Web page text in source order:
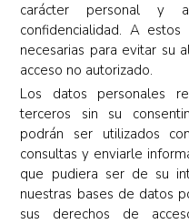
carácter personal y
confidencialidad. A
necesarias para evitar su
acceso no autorizado.
Los datos personales
terceros sin su
podrán ser utilizados
consultas y enviarle
que pudiera ser de su
nuestras bases de datos
sus derechos de